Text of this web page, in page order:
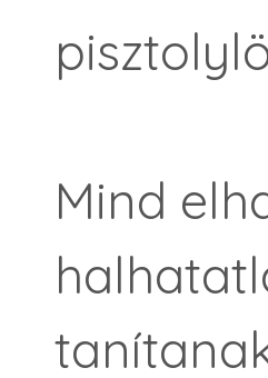
Mind